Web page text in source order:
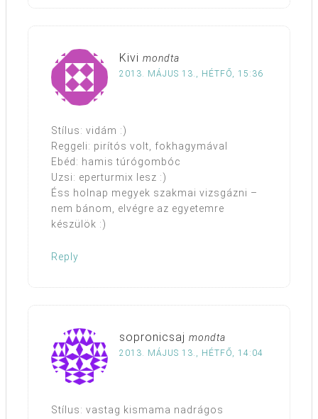
Kivi mondta
2013. MÁJUS 13., HÉTFŐ, 15:36
Stílus: vidám :)
Reggeli: pirítós volt, fokhagymával
Ebéd: hamis túrógombóc
Uzsi: eperturmix lesz :)
Éss holnap megyek szakmai vizsgázni –
nem bánom, elvégre az egyetemre
készülök :)
Reply
sopronicsaj mondta
2013. MÁJUS 13., HÉTFŐ, 14:04
Stílus: vastag kismama nadrágos